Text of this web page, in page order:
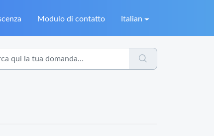
Modulo di contatto Italian